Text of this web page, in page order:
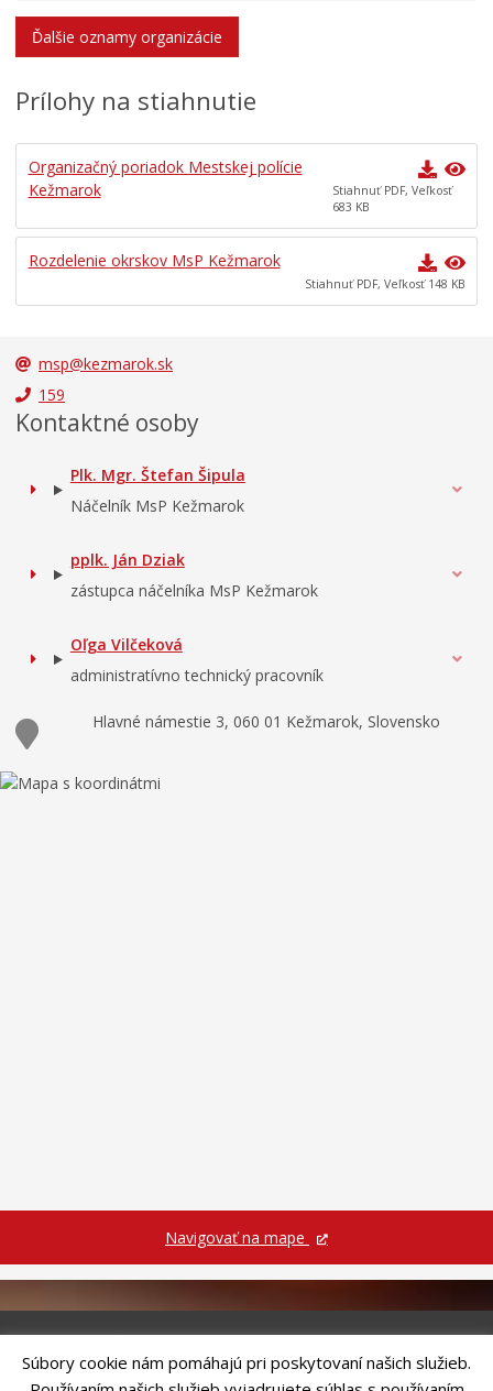
Ďalšie oznamy organizácie
Prílohy na stiahnutie
Organizačný poriadok Mestskej polície
Kežmarok
Stiahnuť PDF, Veľkosť
683 KB
Rozdelenie okrskov MsP Kežmarok
Stiahnuť PDF, Veľkosť 148 KB
msp@kezmarok.sk
159
Kontaktné osoby
Plk. Mgr. Štefan Šipula
Náčelník MsP Kežmarok
pplk. Ján Dziak
zástupca náčelníka MsP Kežmarok
Oľga Vilčeková
administratívno technický pracovník
Hlavné námestie 3, 060 01 Kežmarok, Slovensko
Navigovať na mape
Riešenie ANTIK SMART CITY
| Technický prevádzkovateľ – MVI
Súbory cookie nám pomáhajú pri poskytovaní našich služieb.